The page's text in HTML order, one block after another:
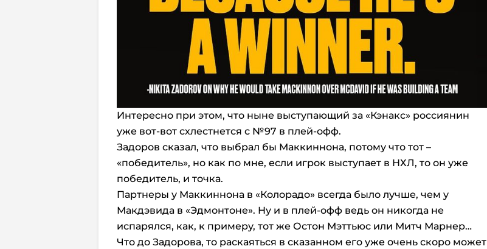
Интересно при этом, что ныне выступающий за «Кэнакс» россиянин
уже вот-вот схлестнется с №97 в плей-офф.
Задоров сказал, что выбрал бы Маккиннона, потому что тот –
«победитель», но как по мне, если игрок выступает в НХЛ, то он уже
победитель, и точка.
Партнеры у Маккиннона в «Колорадо» всегда было лучше, чем у
Макдэвида в «Эдмонтоне». Ну и в плей-офф ведь он никогда не
испарялся, как, к примеру, тот же Остон Мэттьюс или Митч Марнер…
Что до Задорова, то раскаяться в сказанном его уже очень скоро может